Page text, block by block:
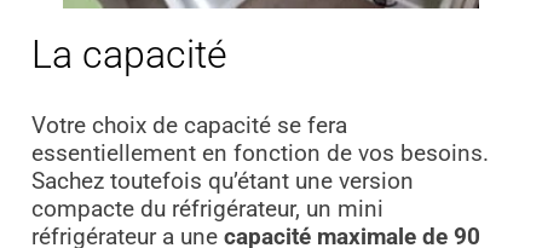
La capacité
Votre choix de capacité se fera
essentiellement en fonction de vos besoins.
Sachez toutefois qu’étant une version
compacte du réfrigérateur, un mini
réfrigérateur a une capacité maximale de 90